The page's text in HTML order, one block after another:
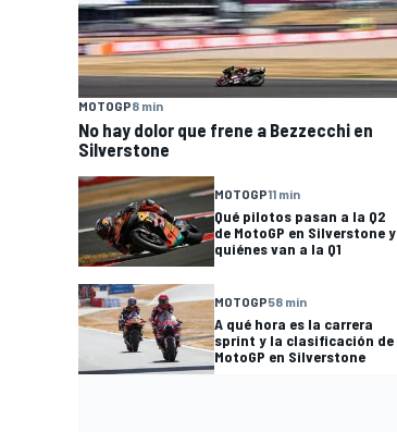
MOTOGP8 min
No hay dolor que frene a Bezzecchi en
Silverstone
MOTOGP11 min
Qué pilotos pasan a la Q2
de MotoGP en Silverstone y
quiénes van a la Q1
MOTOGP58 min
A qué hora es la carrera
sprint y la clasificación de
MotoGP en Silverstone